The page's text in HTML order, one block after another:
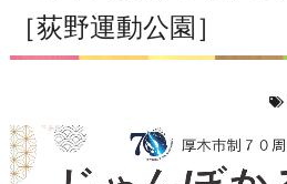
［荻野運動公園］